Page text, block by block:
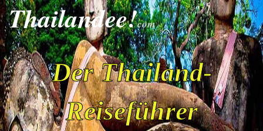
Thailandee!com
Der Thailand-
Reiseführer